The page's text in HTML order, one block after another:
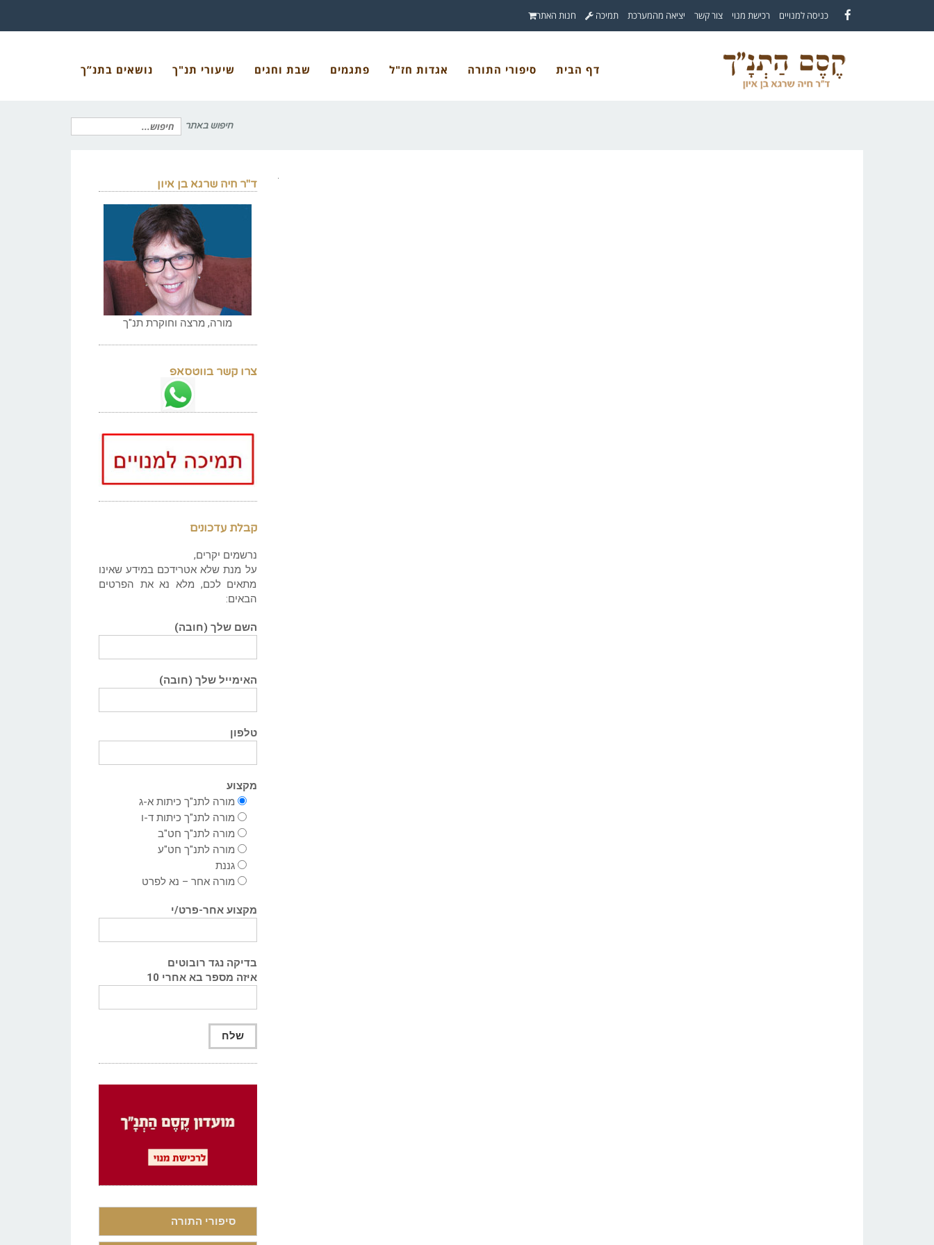
Facebook
כניסה למנויים רכישת מנוי צור קשר יציאה מהמערכת תמיכה חנות האתר
דף הבית סיפורי התורה אגדות חז"ל פתגמים שבת וחגים שיעורי תנ"ך נושאים בתנ”ך
חיפוש באתר
עבור:
ד"ר חיה שרגא בן איון
מורה, מרצה וחוקרת תנ"ך
צרו קשר בווטסאפ
קבלת עדכונים
נרשמים יקרים,
על מנת שלא אטרידכם במידע שאינו
מתאים לכם, מלא נא את הפרטים
הבאים:
השם שלך (חובה)
האימייל שלך (חובה)
טלפון
מקצוע
מורה לתנ"ך כיתות א-ג
מורה לתנ"ך כיתות ד-ו
מורה לתנ"ך חט"ב
מורה לתנ"ך חט"ע
גננת
מורה אחר – נא לפרט
מקצוע אחר-פרט/י
בדיקה נגד רובוטים
איזה מספר בא אחרי 10
סיפורי התורה